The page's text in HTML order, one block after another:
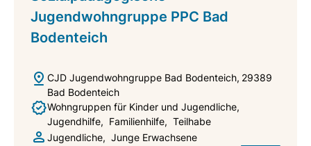
Jugendwohngruppe PPC Bad
Bodenteich
CJD Jugendwohngruppe Bad Bodenteich 29389
Bad Bodenteich
Wohngruppen für Kinder und Jugendliche
Jugendhilfe
Familienhilfe
Teilhabe
Jugendliche
Junge Erwachsene